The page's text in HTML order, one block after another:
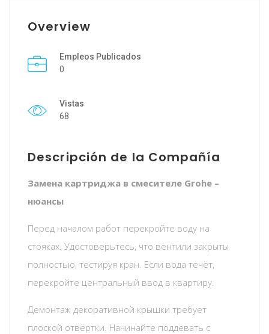
Overview
Empleos Publicados
0
Vistas
68
Descripción de la Compañía
Замена картриджа в смесителе Grohe –
нюансы
Перед началом работ перекройте воду на
стояках. Удостоверьтесь, что вентили закрыты
полностью, тестируя кран. Если вода течёт,
перекройте центральный ввод в квартиру.
Демонтаж декоративной крышки требует
плоской отвёртки. Начинайте поддевать с